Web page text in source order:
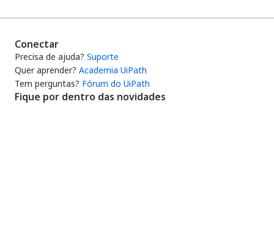
Conectar
Precisa de ajuda? Suporte
Quer aprender? Academia UiPath
Tem perguntas? Fórum do UiPath
Fique por dentro das novidades